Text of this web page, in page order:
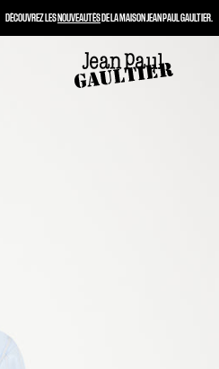
DÉCOUVREZ LESNOUVEAUTÉSDE LA MAISON JEAN PAUL GAULTIER.